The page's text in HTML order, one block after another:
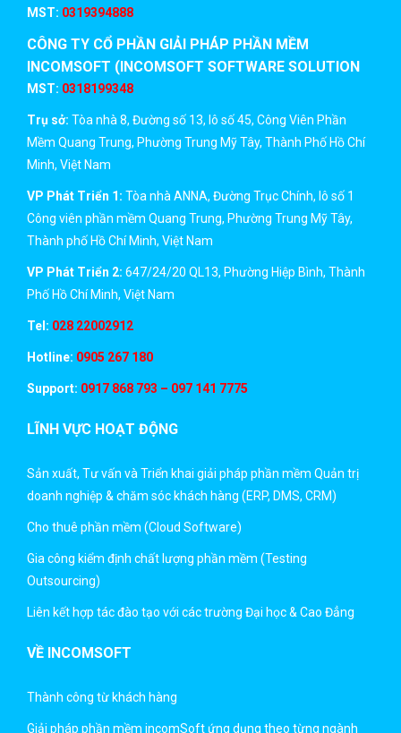
MST: 0319394888
CÔNG TY CỔ PHẦN GIẢI PHÁP PHẦN MỀM
INCOMSOFT (INCOMSOFT SOFTWARE SOLUTION
JSC)
MST: 0318199348
Trụ sở: Tòa nhà 8, Đường số 13, lô số 45, Công Viên Phần
Mềm Quang Trung, Phường Trung Mỹ Tây, Thành Phố Hồ Chí
Minh, Việt Nam
VP Phát Triển 1: Tòa nhà ANNA, Đường Trục Chính, lô số 1
Công viên phần mềm Quang Trung, Phường Trung Mỹ Tây,
Thành phố Hồ Chí Minh, Việt Nam
VP Phát Triển 2: 647/24/20 QL13, Phường Hiệp Bình, Thành
Phố Hồ Chí Minh, Việt Nam
Tel: 028 22002912
Hotline: 0905 267 180
Support: 0917 868 793 – 097 141 7775
LĨNH VỰC HOẠT ĐỘNG
Sản xuất, Tư vấn và Triển khai giải pháp phần mềm Quản trị
doanh nghiệp & chăm sóc khách hàng (ERP, DMS, CRM)
Cho thuê phần mềm (Cloud Software)
Gia công kiểm định chất lượng phần mềm (Testing
Outsourcing)
Liên kết hợp tác đào tạo với các trường Đại học & Cao Đẳng
VỀ INCOMSOFT
Thành công từ khách hàng
Giải pháp phần mềm incomSoft ứng dụng theo từng ngành